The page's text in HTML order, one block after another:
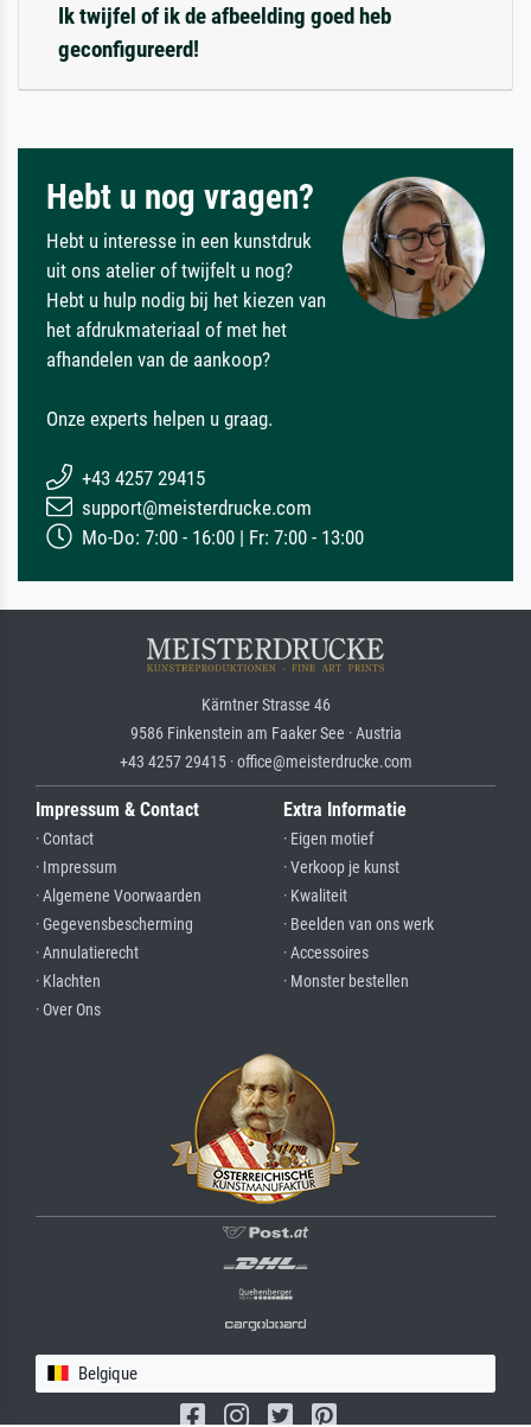
Ik twijfel of ik de afbeelding goed heb
geconfigureerd!
Hebt u nog vragen?
Hebt u interesse in een kunstdruk
uit ons atelier of twijfelt u nog?
Hebt u hulp nodig bij het kiezen van
het afdrukmateriaal of met het
afhandelen van de aankoop?
Onze experts helpen u graag.
+43 4257 29415
support@meisterdrucke.com
Mo-Do: 7:00 - 16:00 | Fr: 7:00 - 13:00
Kärntner Strasse 46
9586 Finkenstein am Faaker See · Austria
+43 4257 29415 · office@meisterdrucke.com
Impressum & Contact
· Contact
· Impressum
· Algemene Voorwaarden
· Gegevensbescherming
· Annulatierecht
· Klachten
· Over Ons
Extra Informatie
· Eigen motief
· Verkoop je kunst
· Kwaliteit
· Beelden van ons werk
· Accessoires
· Monster bestellen
Belgique